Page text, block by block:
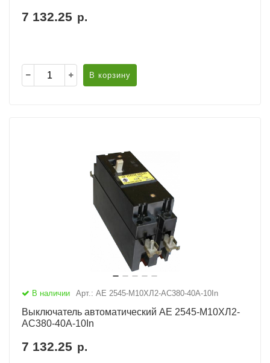
7 132.25 р.
В корзину
В наличии Арт.: АЕ 2545-М10ХЛ2-AC380-40А-10In
Выключатель автоматический АЕ 2545-М10ХЛ2-
AC380-40А-10In
7 132.25 р.